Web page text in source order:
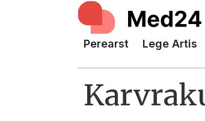
Perearst Lege Artis